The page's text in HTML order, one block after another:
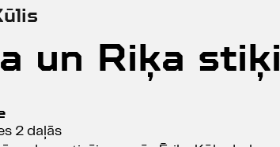
un Riķa stiķi
2 daļās